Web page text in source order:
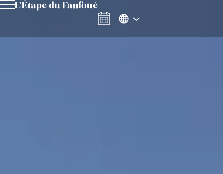
L’Étape du Fanfoué